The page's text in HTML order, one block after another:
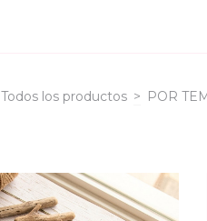
Todos los productos > POR